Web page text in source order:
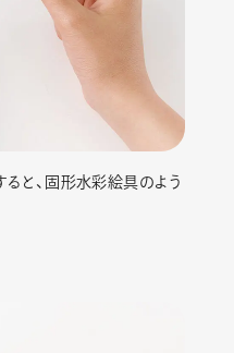
ると、固形水彩絵具のよう